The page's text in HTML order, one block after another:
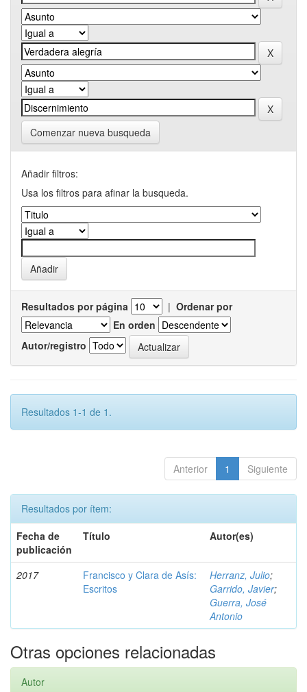
Comenzar nueva busqueda
Añadir filtros:
Usa los filtros para afinar la busqueda.
Resultados por página | Ordenar por
En orden
Autor/registro
Resultados 1-1 de 1.
Anterior 1 Siguiente
Resultados por ítem:
Fecha de
publicación
Título Autor(es)
2017
Francisco y Clara de Asís:
Escritos
Herranz, Julio;
Garrido, Javier;
Guerra, José
Antonio
Otras opciones relacionadas
Autor